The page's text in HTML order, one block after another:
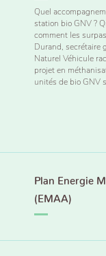
Quel
station bio GNV ?
comment les
Durand, secrétaire
Naturel Véhicule
projet en
unités de bio GNV
Plan Energie
(EMAA)